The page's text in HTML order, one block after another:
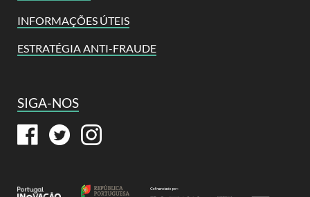
INFORMAÇÕES ÚTEIS
ESTRATÉGIA ANTI-FRAUDE
SIGA-NOS